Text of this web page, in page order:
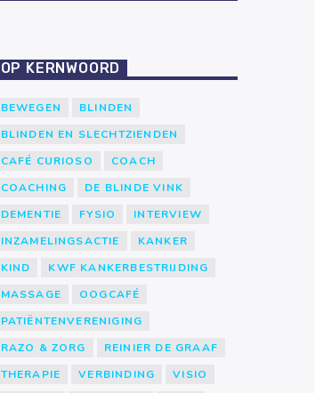
OP KERNWOORD
BEWEGEN
BLINDEN
BLINDEN EN SLECHTZIENDEN
CAFÉ CURIOSO
COACH
COACHING
DE BLINDE VINK
DEMENTIE
FYSIO
INTERVIEW
INZAMELINGSACTIE
KANKER
KIND
KWF KANKERBESTRIJDING
MASSAGE
OOGCAFÉ
PATIËNTENVERENIGING
RAZO & ZORG
REINIER DE GRAAF
THERAPIE
VERBINDING
VISIO